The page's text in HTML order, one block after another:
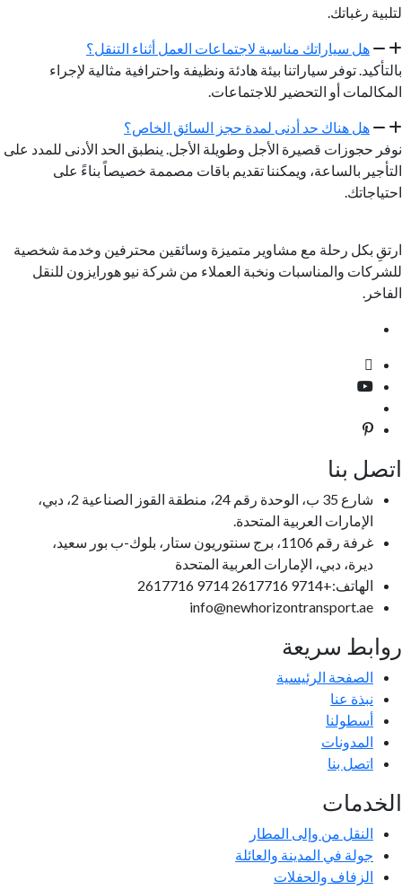
لتلبية رغباتك.
هل سياراتك مناسبة لاجتماعات العمل أثناء التنقل؟
بالتأكيد. توفر سياراتنا بيئة هادئة ونظيفة واحترافية مثالية لإجراء
المكالمات أو التحضير للاجتماعات.
هل هناك حد أدنى لمدة حجز السائق الخاص؟
نوفر حجوزات قصيرة الأجل وطويلة الأجل. ينطبق الحد الأدنى للمدد على
التأجير بالساعة، ويمكننا تقديم باقات مصممة خصيصاً بناءً على
احتياجاتك.
ارتقِ بكل رحلة مع مشاوير متميزة وسائقين محترفين وخدمة شخصية
للشركات والمناسبات ونخبة العملاء من شركة نيو هورايزون للنقل
الفاخر.
اتصل بنا
شارع 35 ب، الوحدة رقم 24، منطقة القوز الصناعية 2، دبي،
الإمارات العربية المتحدة.
غرفة رقم 1106، برج سنتوريون ستار، بلوك-ب بور سعيد،
ديرة، دبي، الإمارات العربية المتحدة
الهاتف:+9714 2617716 9714 2617716
info@newhorizontransport.ae
روابط سريعة
الصفحة الرئيسية
نبذة عنا
أسطولنا
المدونات
اتصل بنا
الخدمات
النقل من وإلى المطار
جولة في المدينة والعائلة
الزفاف والحفلات